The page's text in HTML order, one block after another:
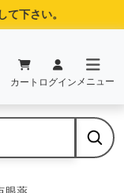
下さい。
カート ログイン メニュー